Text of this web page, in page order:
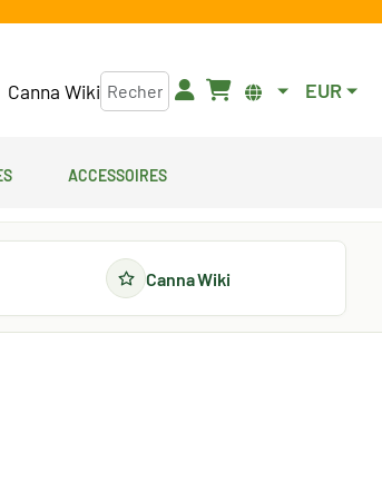
Canna Wiki EUR
Accessoires
Canna Wiki